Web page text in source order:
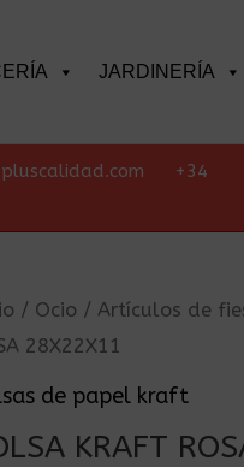
JARDINERÍA
+34
/ Ocio /Artículos de
28X22X11
de papel kraft
KRAFT